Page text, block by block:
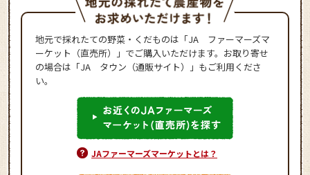
地元で採れたての野菜・くだものは「JA ファーマーズマ
ーケット（直売所）」でご購入いただけます。お取り寄せ
の場合は「JA タウン（通販サイト）」もご利用くださ
い。
JAファーマーズマーケットとは？